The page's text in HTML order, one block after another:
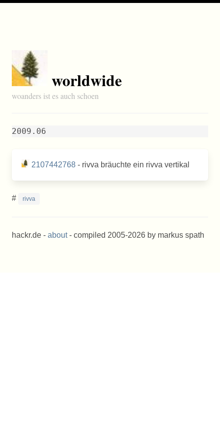
worldwide
woanders ist es auch schoen
2009.06
2107442768 - rivva bräuchte ein rivva vertikal
# rivva
hackr.de - about- compiled 2005-2026 by markus spath